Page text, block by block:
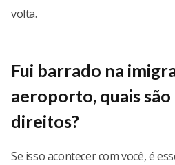
volta.
Fui barrado na
aeroporto, quais são
direitos?
Se isso acontecer com você, é